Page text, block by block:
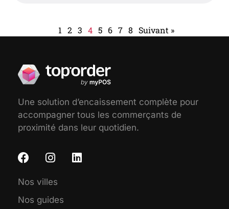
1 2 3 4 5 6 7 8 Suivant »
Une solution d’encaissement complète pour
accompagner tous les commerçants de
proximité dans leur quotidien.
Nos villes
Nos guides